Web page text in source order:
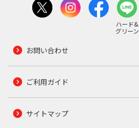
ハード&
グリーン
お問い合わせ
ご利用ガイド
サイトマップ